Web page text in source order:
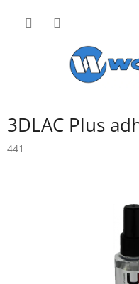
3DLAC Plus
441